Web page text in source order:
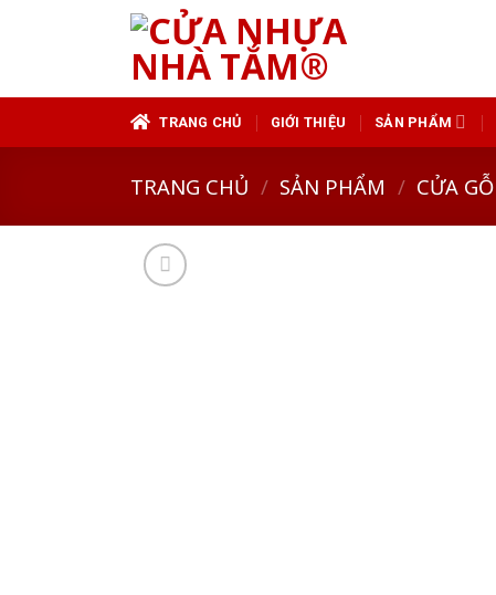
TRANG CHỦ GIỚI THIỆU SẢN PHẨM
TRANG CHỦ / SẢN PHẨM / CỬA GỖ